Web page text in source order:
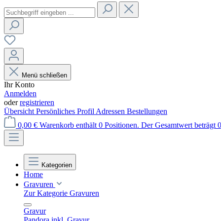
Menü schließen
Ihr Konto
Anmelden
oderregistrieren
ÜbersichtPersönliches ProfilAdressen Bestellungen
0,00 € Warenkorb enthält 0 Positionen. Der Gesamtwert beträgt
Kategorien
Home
Gravuren
Zur Kategorie Gravuren
Gravur